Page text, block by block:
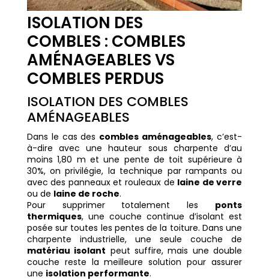
ISOLATION DES
COMBLES : COMBLES
AMÉNAGEABLES VS
COMBLES PERDUS
ISOLATION DES COMBLES
AMÉNAGEABLES
Dans le cas des combles aménageables, c’est-
à-dire avec une hauteur sous charpente d’au
moins 1,80 m et une pente de toit supérieure à
30%, on privilégie, la technique par rampants ou
avec des panneaux et rouleaux de laine de verre
ou de laine de roche.
Pour supprimer totalement les ponts
thermiques, une couche continue d’isolant est
posée sur toutes les pentes de la toiture. Dans une
charpente industrielle, une seule couche de
matériau isolant peut suffire, mais une double
couche reste la meilleure solution pour assurer
une isolation performante.